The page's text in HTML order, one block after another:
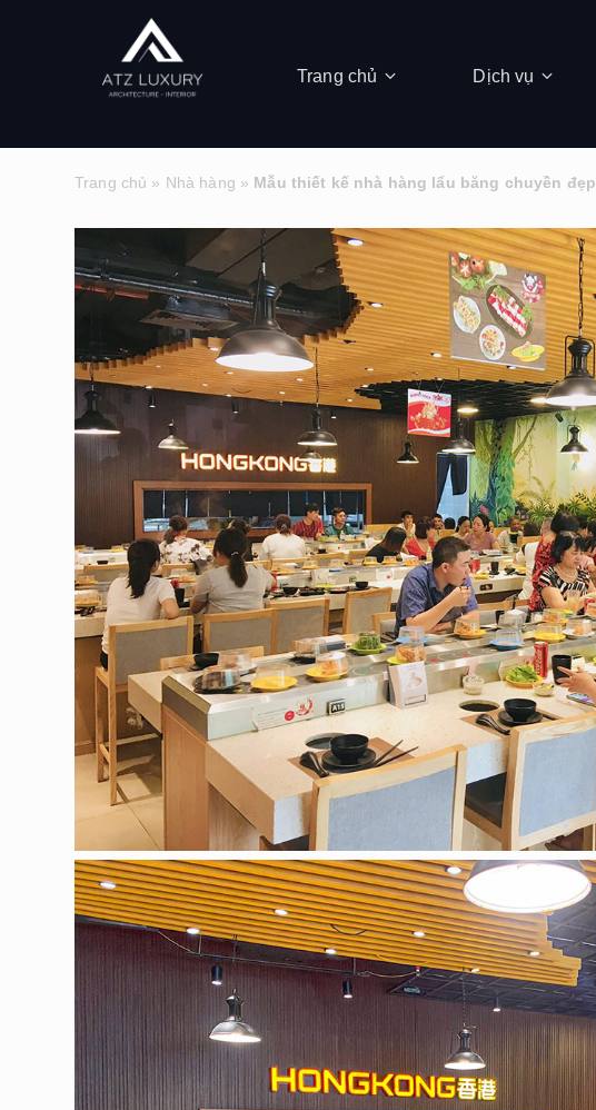
Trang chủ Dịch vụ
Trang chủ » Nhà hàng » Mẫu thiết kế nhà hàng lẩu băng chuyền đẹp